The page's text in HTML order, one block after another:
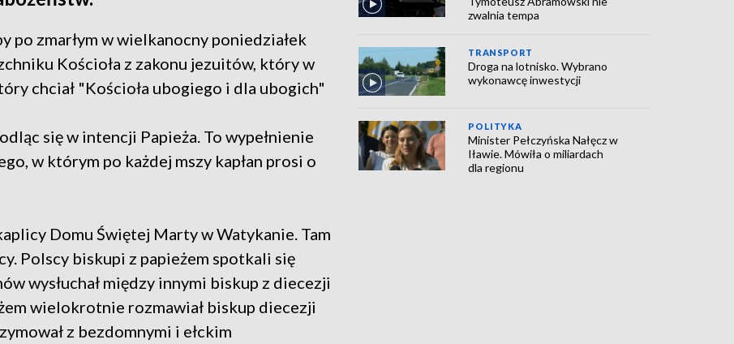
po zmarłym w wielkanocny poniedziałek
Kościoła z zakonu jezuitów, który w
chciał "Kościoła ubogiego i dla ubogich"
się w intencji Papieża. To wypełnienie
w którym po każdej mszy kapłan prosi o
Domu Świętej Marty w Watykanie. Tam
Polscy biskupi z papieżem spotkali się
wysłuchał między innymi biskup z diecezji
wielokrotnie rozmawiał biskup diecezji
z bezdomnymi i ełckim
zwalnia tempa
TRANSPORT
Droga na lotnisko. Wybrano
wykonawcę inwestycji
POLITYKA
Minister Pełczyńska Nałęcz w
Iławie. Mówiła o miliardach
dla regionu